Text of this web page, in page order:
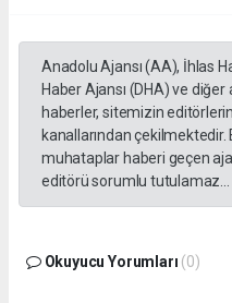
Anadolu Ajansı (AA), İhlas
Haber Ajansı (DHA) ve
haberler, sitemizin
kanallarından
muhataplar haberi geçen
editörü sorumlu tutulamaz...
Okuyucu Yorumları (0)